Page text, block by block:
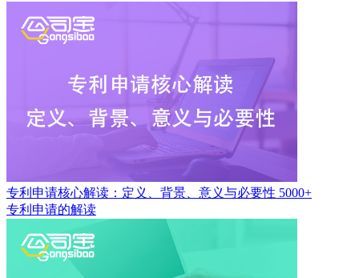
专利申请核心解读：定义、背景、意义与必要性 5000+
专利申请的解读